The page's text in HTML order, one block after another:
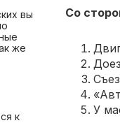
вы
же
к
Со
У